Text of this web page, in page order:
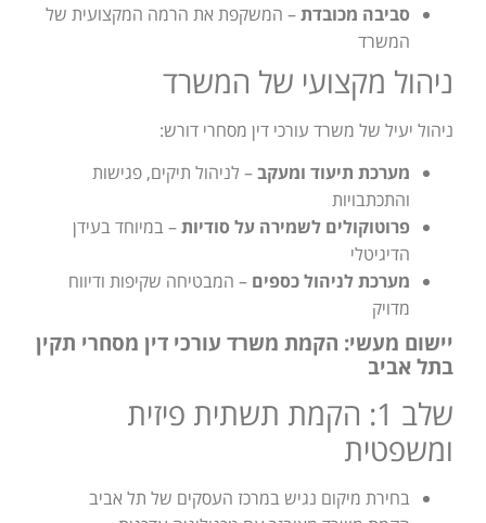
סביבה מכובדת– המשקפת את הרמה המקצועית של
המשרד
ניהול מקצועי של המשרד
ניהול יעיל של משרד עורכי דין מסחרי דורש:
מערכת תיעוד ומעקב– לניהול תיקים, פגישות
והתכתבויות
פרוטוקולים לשמירה על סודיות– במיוחד בעידן
הדיגיטלי
מערכת לניהול כספים – המבטיחה שקיפות ודיווח
מדויק
יישום מעשי: הקמת משרד עורכי דין מסחרי תקין
בתל אביב
שלב 1: הקמת תשתית פיזית
ומשפטית
בחירת מיקום נגיש במרכז העסקים של תל אביב